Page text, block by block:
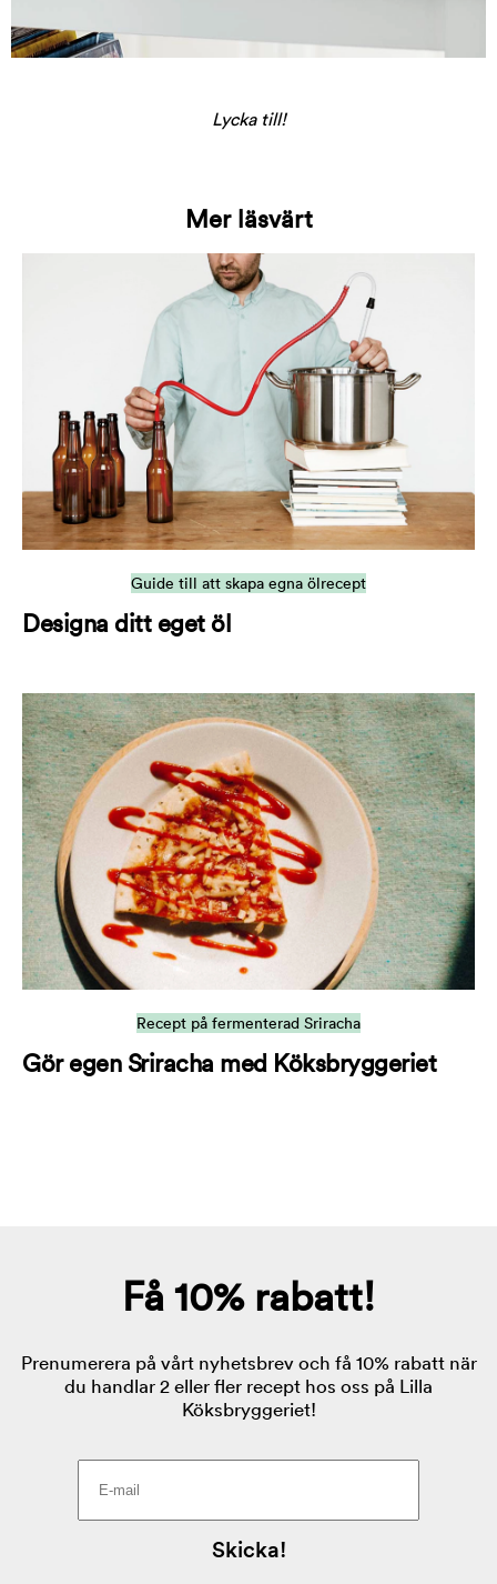
Lycka till!
Mer läsvärt
Guide till att skapa egna ölrecept
Designa ditt eget öl
Recept på fermenterad Sriracha
Gör egen Sriracha med Köksbryggeriet